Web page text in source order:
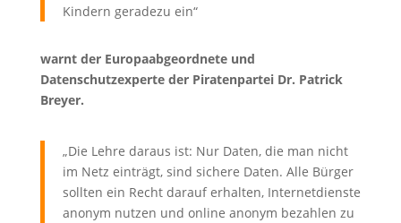
Kindern geradezu ein“
warnt der Europaabgeordnete und
Datenschutzexperte der Piratenpartei Dr. Patrick
Breyer.
„Die Lehre daraus ist: Nur Daten, die man nicht
im Netz einträgt, sind sichere Daten. Alle Bürger
sollten ein Recht darauf erhalten, Internetdienste
anonym nutzen und online anonym bezahlen zu